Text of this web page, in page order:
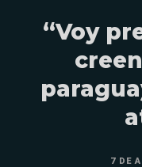
“Voy
7 DE